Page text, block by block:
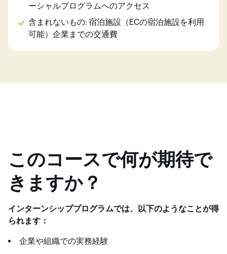
ーシャルプログラムへのアクセス
含まれないもの: 宿泊施設（ECの宿泊施設を利用
可能）企業までの交通費
このコースで何が期待で
きますか？
インターンシッププログラムでは、以下のようなことが得
られます：
企業や組織での実務経験